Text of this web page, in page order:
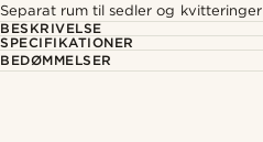
Separat rum til sedler og kvitteringer
BESKRIVELSE
SPECIFIKATIONER
BEDØMMELSER